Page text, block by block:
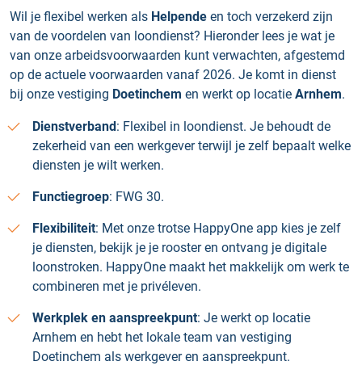
Wil je flexibel werken als Helpende en toch verzekerd zijn
van de voordelen van loondienst? Hieronder lees je wat je
van onze arbeidsvoorwaarden kunt verwachten, afgestemd
op de actuele voorwaarden vanaf 2026. Je komt in dienst
bij onze vestiging Doetinchem en werkt op locatie Arnhem.
Dienstverband: Flexibel in loondienst. Je behoudt de
zekerheid van een werkgever terwijl je zelf bepaalt welke
diensten je wilt werken.
Functiegroep: FWG 30.
Flexibiliteit: Met onze trotse HappyOne app kies je zelf
je diensten, bekijk je je rooster en ontvang je digitale
loonstroken. HappyOne maakt het makkelijk om werk te
combineren met je privéleven.
Werkplek en aanspreekpunt: Je werkt op locatie
Arnhem en hebt het lokale team van vestiging
Doetinchem als werkgever en aanspreekpunt.